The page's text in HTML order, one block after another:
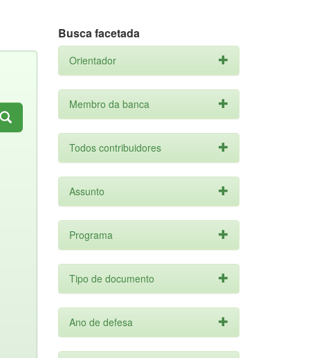
Busca facetada
Orientador
Membro da banca
Todos contribuidores
Assunto
Programa
Tipo de documento
Ano de defesa